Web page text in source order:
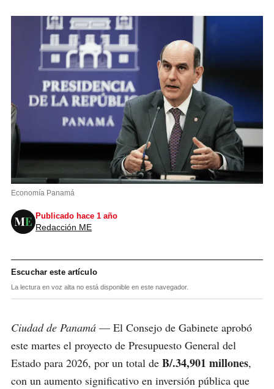
Economía Panamá
Publicado hace 1 año
Redacción ME
Escuchar este artículo
La lectura en voz alta no está disponible en este navegador.
Ciudad de Panamá — El Consejo de Gabinete aprobó
este martes el proyecto de Presupuesto General del
Estado para 2026, por un total de B/.34,901 millones,
con un aumento significativo en inversión pública que